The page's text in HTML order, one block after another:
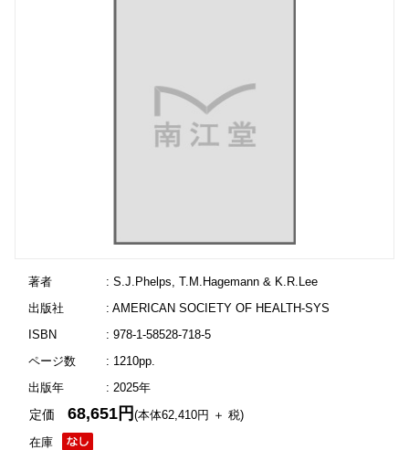
著者
: S.J.Phelps, T.M.Hagemann & K.R.Lee
出版社
: AMERICAN SOCIETY OF HEALTH-SYS
ISBN
: 978-1-58528-718-5
ページ数
: 1210pp.
出版年
: 2025年
在庫
定価68,651円(本体62,410円 ＋ 税)